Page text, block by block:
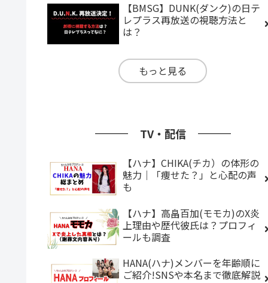
【BMSG】DUNK(ダンク)の日テ
レプラス再放送の視聴方法と
は？
もっと見る
TV・配信
【ハナ】CHIKA(チカ）の体形の
魅力｜「痩せた？」と心配の声
も
【ハナ】高畠百加(モモカ)のX炎
上理由や歴代彼氏は？プロフィ
ールも調査
HANA(ハナ)メンバーを年齢順に
ご紹介!SNSや本名まで徹底解説